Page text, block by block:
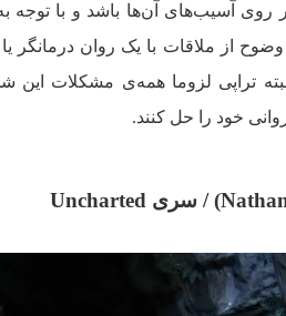
روی آسیب‌های آن‌ها باشد و با
وضوح از ملاقات با یک روان‌
تراپی لزوما همه‌ی مشکلات
خود را حل کنند.